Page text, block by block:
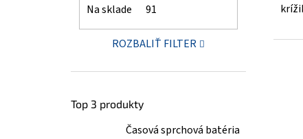
Na sklade 91
ROZBALIŤ FILTER
Top 3 produkty
Časová sprchová batéria